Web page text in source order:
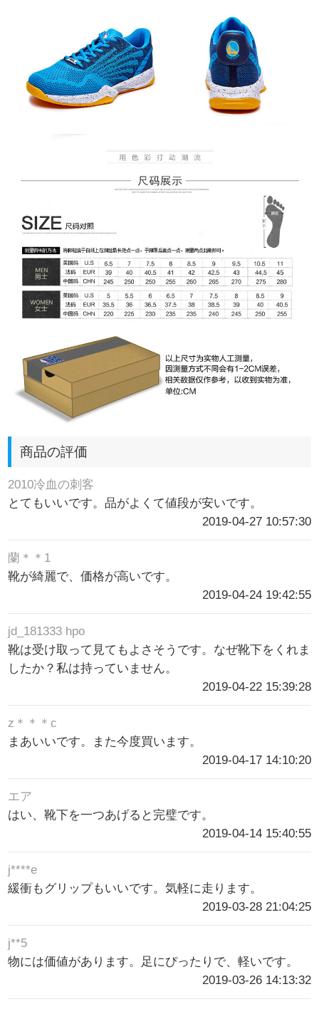
商品の評価
2010冷血の刺客
とてもいいです。品がよくて値段が安いです。
2019-04-27 10:57:30
蘭＊＊1
靴が綺麗で、価格が高いです。
2019-04-24 19:42:55
jd_181333 hpo
靴は受け取って見てもよさそうです。なぜ靴下をくれま
したか？私は持っていません。
2019-04-22 15:39:28
z＊＊＊c
まあいいです。また今度買います。
2019-04-17 14:10:20
エア
はい、靴下を一つあげると完璧です。
2019-04-14 15:40:55
j****e
緩衝もグリップもいいです。気軽に走ります。
2019-03-28 21:04:25
j**5
物には価値があります。足にぴったりで、軽いです。
2019-03-26 14:13:32